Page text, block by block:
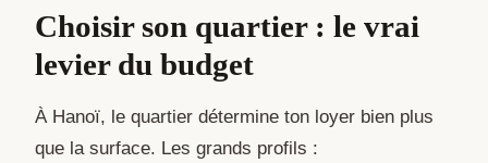
Choisir son quartier : le vrai
levier du budget
À Hanoï, le quartier détermine ton loyer bien plus
que la surface. Les grands profils :